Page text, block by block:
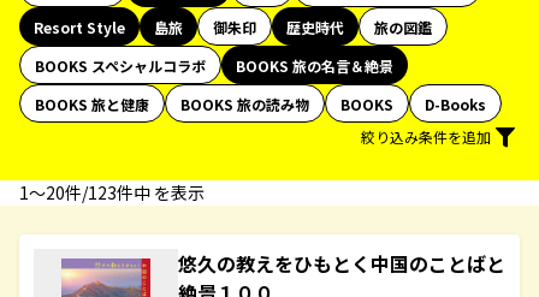
Resort Style
島旅 御朱印 歴史時代
旅の図鑑
BOOKS スペシャルコラボ
BOOKS 旅の名言＆絶景
BOOKS 旅と健康
BOOKS 旅の読み物 BOOKS
D-Books
絞り込み条件を追加
1〜20件/123件中 を表示
悠久の教えをひもとく中国のことばと